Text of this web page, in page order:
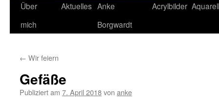
Zum
Inhalt
Über
mich
Aktuelles Anke
Borgwardt
Acrylbilder
← Wir feiern
Gefäße
Publiziert am 7. April 2018von anke